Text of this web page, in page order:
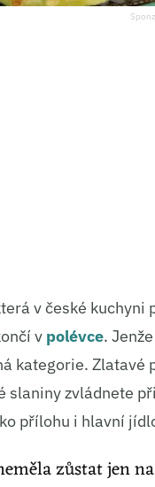
v české kuchyni
v polévce. Jenže
kategorie. Zlatavé
slaniny zvládnete
přílohu i hlavní
zůstat jen